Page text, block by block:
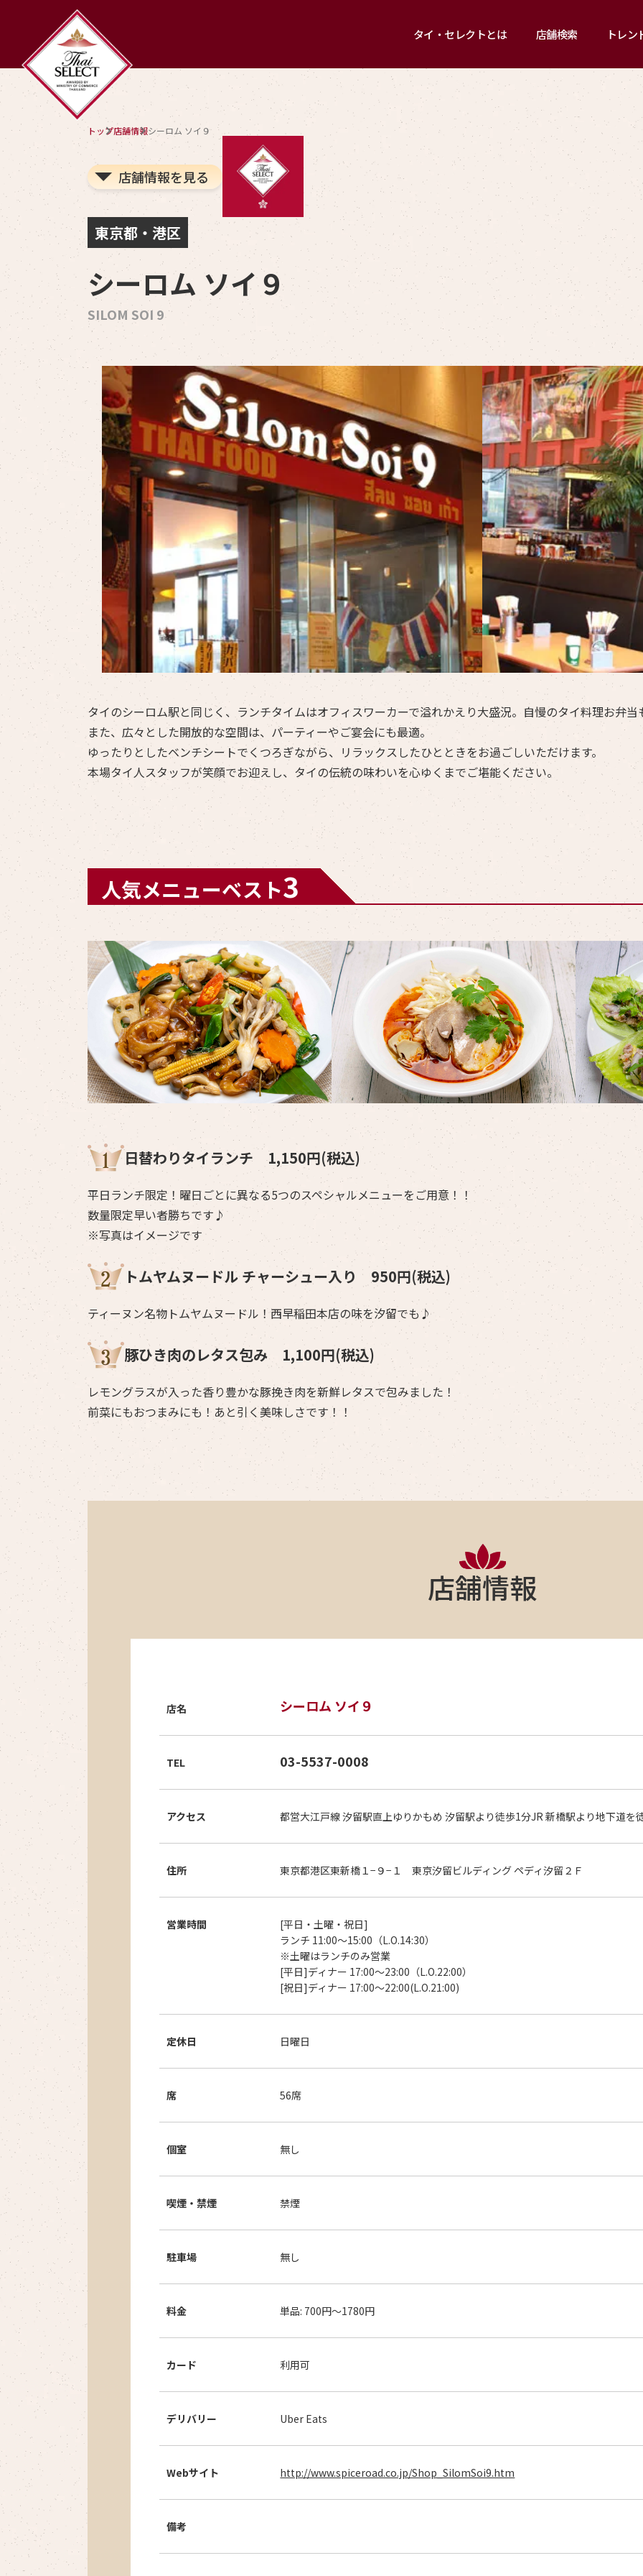
タイ・セレクトとは 店舗検索 トレン
トップ店舗情報シーロム ソイ９
店舗情報を見る
東京都・港区
シーロム ソイ９
SILOM SOI 9
タイのシーロム駅と同じく、ランチタイムはオフィスワーカーで溢れかえり大盛況。自慢のタイ料理お弁当
また、広々とした開放的な空間は、パーティーやご宴会にも最適。
ゆったりとしたベンチシートでくつろぎながら、リラックスしたひとときをお過ごしいただけます。
本場タイ人スタッフが笑顔でお迎えし、タイの伝統の味わいを心ゆくまでご堪能ください。
人気メニューベスト3
日替わりタイランチ 1,150円(税込)
平日ランチ限定！曜日ごとに異なる5つのスペシャルメニューをご用意！！
数量限定早い者勝ちです♪
※写真はイメージです
トムヤムヌードル チャーシュー入り 950円(税込)
ティーヌン名物トムヤムヌードル！西早稲田本店の味を汐留でも♪
豚ひき肉のレタス包み 1,100円(税込)
レモングラスが入った香り豊かな豚挽き肉を新鮮レタスで包みました！
前菜にもおつまみにも！あと引く美味しさです！！
店舗情報
店名 シーロム ソイ９
TEL 03-5537-0008
アクセス 都営大江戸線 汐留駅直上ゆりかもめ 汐留駅より徒歩1分JR 新橋駅より地下道を
住所 東京都港区東新橋１−９−１ 東京汐留ビルディング ペディ汐留２Ｆ
営業時間
[平日・土曜・祝日]
ランチ 11:00～15:00（L.O.14:30）
※土曜はランチのみ営業
[平日]ディナー 17:00～23:00（L.O.22:00）
[祝日]ディナー 17:00〜22:00(L.O.21:00)
定休日 日曜日
席 56席
個室 無し
喫煙・禁煙 禁煙
駐車場 無し
料金 単品: 700円〜1780円
カード 利用可
デリバリー Uber Eats
Webサイト http://www.spiceroad.co.jp/Shop_SilomSoi9.htm
備考